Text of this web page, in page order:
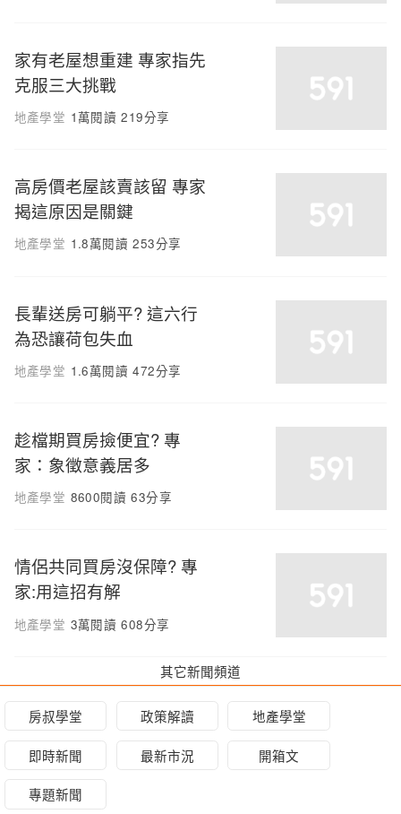
家有老屋想重建 專家指先
克服三大挑戰
地產學堂 1萬閱讀 219分享
高房價老屋該賣該留 專家
揭這原因是關鍵
地產學堂 1.8萬閱讀 253分享
長輩送房可躺平? 這六行
為恐讓荷包失血
地產學堂 1.6萬閱讀 472分享
趁檔期買房撿便宜? 專
家：象徵意義居多
地產學堂 8600閱讀 63分享
情侶共同買房沒保障? 專
家:用這招有解
地產學堂 3萬閱讀 608分享
其它新聞頻道
房叔學堂 政策解讀 地產學堂
即時新聞 最新市況 開箱文
專題新聞